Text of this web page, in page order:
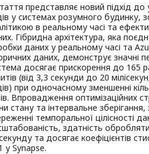
представляє новий підхід
у системах розумного будинку,
в реальному часі та
Гібридна архітектура, яка
даних у реальному часі та
даних, демонструє значні
досягає прискорення до 165
(від 3,3 секунди до 20
при одночасному зменшенні
Впровадження оптимізаційних
стану та інтервальне
темпоральної цілісності
здатність
та досягає коефіцієнтів
у Synapse.